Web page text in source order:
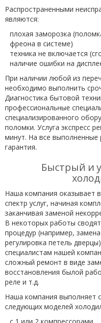
Распространенными
являются:
плохая заморозка
фреона в системе)
техника не включается
наличие ошибки на
При наличии любой из
необходимо выполнить
Диагностика бытовой
профессиональные
специализированного
поломки. Услуга экспресс
минут. На все выполненные
гарантия.
Быстрый и
Наша компания оказывает
спектр услуг, начиная
заканчивая заменой
В некоторых работы
процедур (например,
регулировка петель
специалистам нашей
сложный ремонт в виде
восстановления былой
реле и т.д.
Наша компания выполняет
следующих моделей